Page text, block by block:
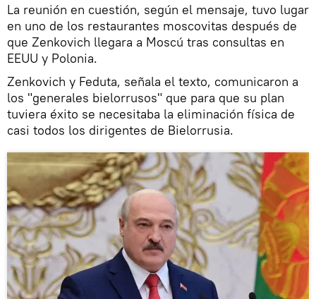
La reunión en cuestión, según el mensaje, tuvo lugar
en uno de los restaurantes moscovitas después de
que Zenkovich llegara a Moscú tras consultas en
EEUU y Polonia.
Zenkovich y Feduta, señala el texto, comunicaron a
los "generales bielorrusos" que para que su plan
tuviera éxito se necesitaba la eliminación física de
casi todos los dirigentes de Bielorrusia.